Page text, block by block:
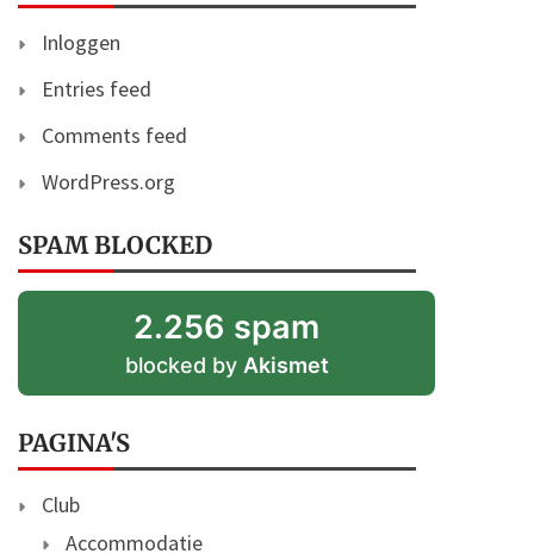
Inloggen
Entries feed
Comments feed
WordPress.org
SPAM BLOCKED
2.256 spam
blocked by Akismet
PAGINA'S
Club
Accommodatie